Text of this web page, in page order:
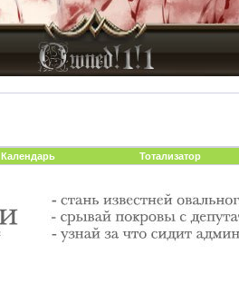
Календарь Тотализатор